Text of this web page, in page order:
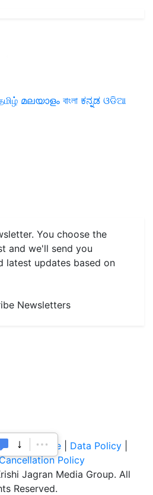
മലയാളം বাংলা ಕನ್ನಡ ଓଡିଆ
You choose the
and we'll send you
latest updates based on
Newsletters
of Service Data Policy
Policy
Jagran Media Group. All
Reserved.